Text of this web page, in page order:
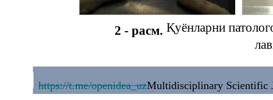
https://t.me/openidea_uzMultidisciplinary Scientific
2 - расм. Қуёнларни